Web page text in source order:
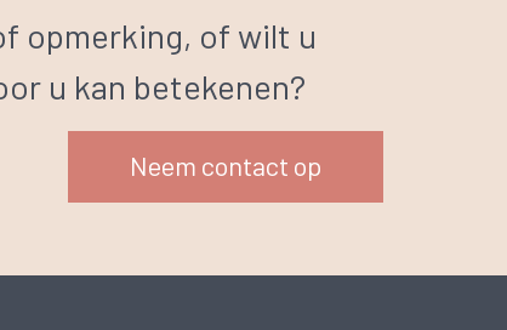
opmerking, of wilt u
u kan betekenen?
Neem contact op